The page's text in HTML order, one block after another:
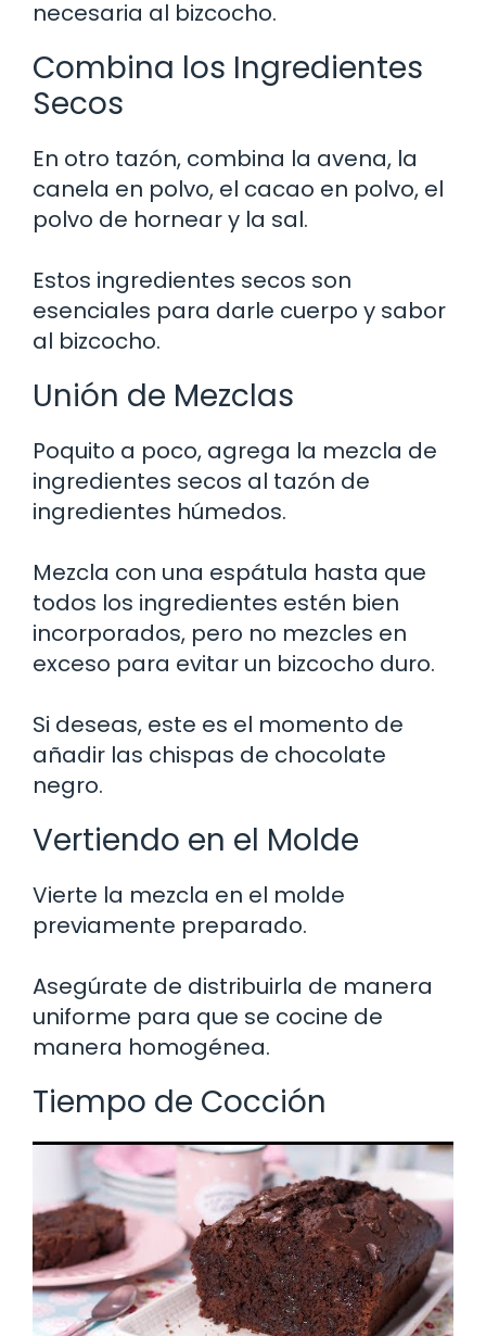
necesaria al bizcocho.
Combina los Ingredientes
Secos
En otro tazón, combina la avena, la
canela en polvo, el cacao en polvo, el
polvo de hornear y la sal.
Estos ingredientes secos son
esenciales para darle cuerpo y sabor
al bizcocho.
Unión de Mezclas
Poquito a poco, agrega la mezcla de
ingredientes secos al tazón de
ingredientes húmedos.
Mezcla con una espátula hasta que
todos los ingredientes estén bien
incorporados, pero no mezcles en
exceso para evitar un bizcocho duro.
Si deseas, este es el momento de
añadir las chispas de chocolate
negro.
Vertiendo en el Molde
Vierte la mezcla en el molde
previamente preparado.
Asegúrate de distribuirla de manera
uniforme para que se cocine de
manera homogénea.
Tiempo de Cocción